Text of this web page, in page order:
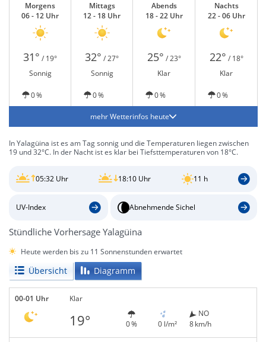
Morgens
06 - 12 Uhr
Mittags
12 - 18 Uhr
Abends
18 - 22 Uhr
Nachts
22 - 06 Uhr
31° / 19° 32° / 27° 25° / 23° 22° / 18°
Sonnig
Sonnig Klar Klar
0 % 0 % 0 % 0 %
mehr Wetterinfos heute
In Yalagüina ist es am Tag sonnig und die Temperaturen liegen zwischen
19 und 32°C. In der Nacht ist es klar bei Tiefsttemperaturen von 18°C.
05:32 Uhr 18:10 Uhr 11 h
UV-Index Abnehmende Sichel
Stündliche Vorhersage Yalagüina
Heute werden bis zu 11 Sonnenstunden erwartet
Übersicht Diagramm
00-01 Uhr Klar
19° 0 % 0 l/m²
NO
8 km/h